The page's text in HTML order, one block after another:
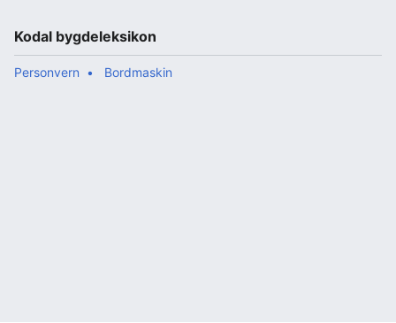
Kodal bygdeleksikon
Personvern Bordmaskin